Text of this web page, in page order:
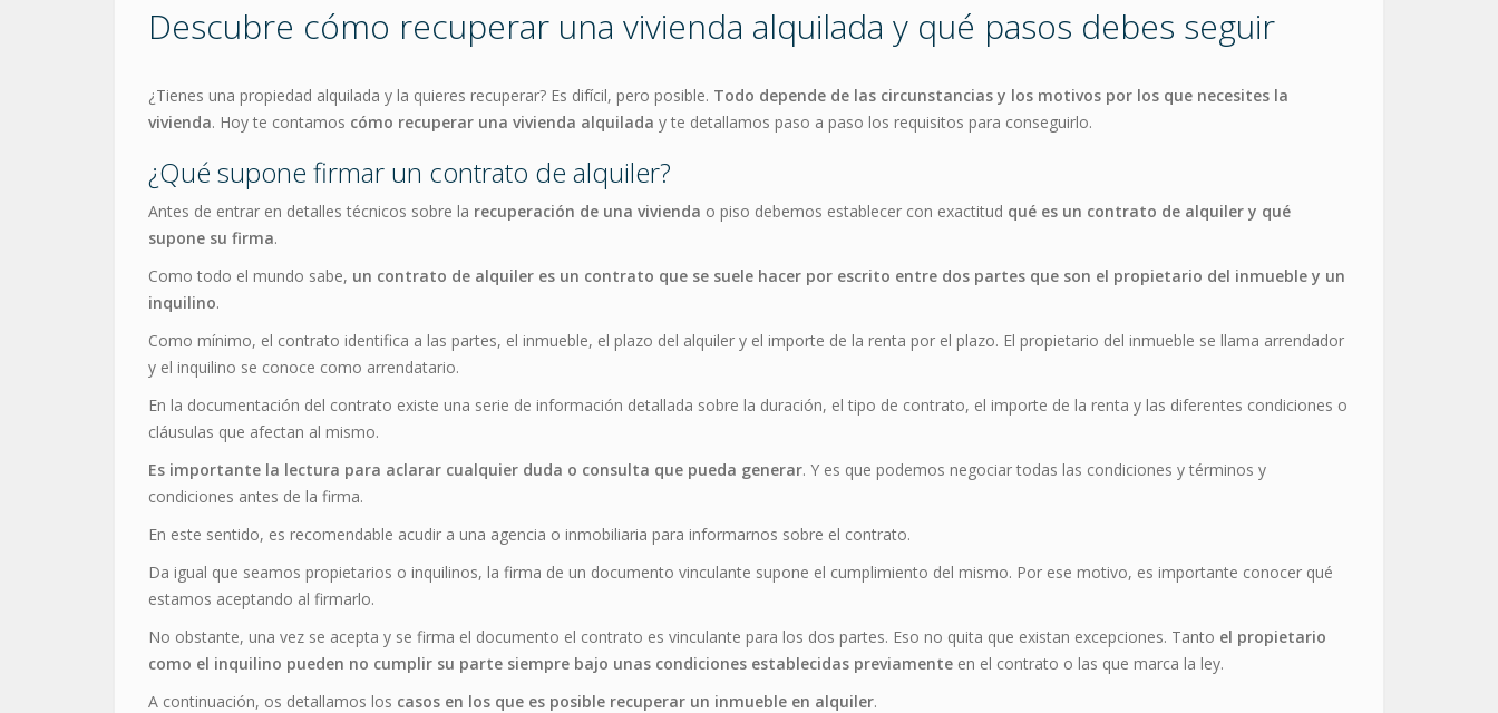
Descubre cómo recuperar una vivienda alquilada y qué pasos debes seguir
¿Tienes una propiedad alquilada y la quieres recuperar? Es difícil, pero posible. Todo depende de las circunstancias y los motivos por los que necesites la
vivienda. Hoy te contamos cómo recuperar una vivienda alquilada y te detallamos paso a paso los requisitos para conseguirlo.
¿Qué supone firmar un contrato de alquiler?
Antes de entrar en detalles técnicos sobre la recuperación de una vivienda o piso debemos establecer con exactitud qué es un contrato de alquiler y qué
supone su firma.
Como todo el mundo sabe, un contrato de alquiler es un contrato que se suele hacer por escrito entre dos partes que son el propietario del inmueble y un
inquilino.
Como mínimo, el contrato identifica a las partes, el inmueble, el plazo del alquiler y el importe de la renta por el plazo. El propietario del inmueble se llama arrendador
y el inquilino se conoce como arrendatario.
En la documentación del contrato existe una serie de información detallada sobre la duración, el tipo de contrato, el importe de la renta y las diferentes condiciones o
cláusulas que afectan al mismo.
Es importante la lectura para aclarar cualquier duda o consulta que pueda generar. Y es que podemos negociar todas las condiciones y términos y
condiciones antes de la firma.
En este sentido, es recomendable acudir a una agencia o inmobiliaria para informarnos sobre el contrato.
Da igual que seamos propietarios o inquilinos, la firma de un documento vinculante supone el cumplimiento del mismo. Por ese motivo, es importante conocer qué
estamos aceptando al firmarlo.
No obstante, una vez se acepta y se firma el documento el contrato es vinculante para los dos partes. Eso no quita que existan excepciones. Tanto el propietario
como el inquilino pueden no cumplir su parte siempre bajo unas condiciones establecidas previamente en el contrato o las que marca la ley.
A continuación, os detallamos los casos en los que es posible recuperar un inmueble en alquiler.